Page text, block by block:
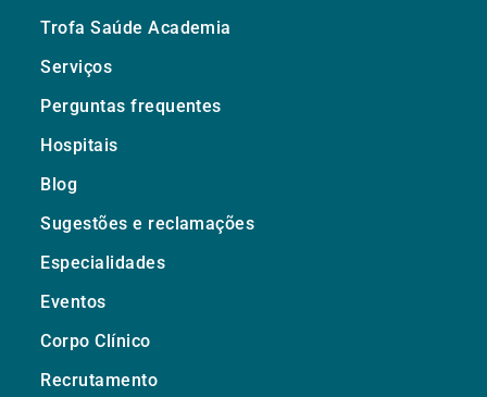
Trofa Saúde Academia
Serviços
Perguntas frequentes
Hospitais
Blog
Sugestões e reclamações
Especialidades
Eventos
Corpo Clínico
Recrutamento